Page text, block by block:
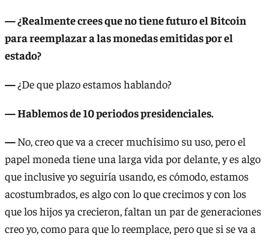
— ¿Realmente crees que no tiene futuro el Bitcoin
para reemplazar a las monedas emitidas por el
estado?
—¿De que plazo estamos hablando?
— Hablemos de 10 periodos presidenciales.
—No, creo que va a crecer muchísimo su uso, pero el
papel moneda tiene una larga vida por delante, y es algo
que inclusive yo seguiría usando, es cómodo, estamos
acostumbrados, es algo con lo que crecimos y con los
que los hijos ya crecieron, faltan un par de generaciones
creo yo, como para que lo reemplace, pero que si se va a